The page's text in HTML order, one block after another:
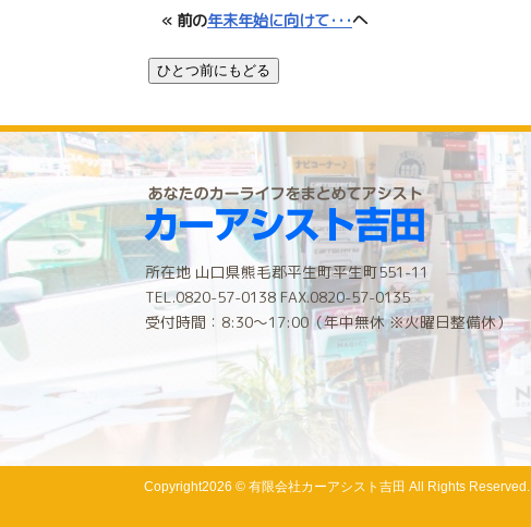
« 前の年末年始に向けて･･･へ
所在地 山口県熊毛郡平生町平生町551-11
TEL.0820-57-0138 FAX.0820-57-0135
受付時間：8:30〜17:00（年中無休 ※火曜日整備休）
Copyright2026 © 有限会社カーアシスト吉田 All Rights Reserved.